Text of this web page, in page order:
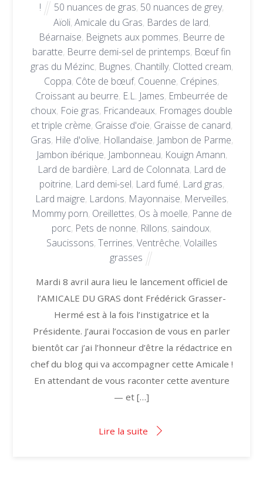
!
50 nuances de gras, 50 nuances de grey,
Aïoli, Amicale du Gras, Bardes de lard,
Béarnaise, Beignets aux pommes, Beurre de
baratte, Beurre demi-sel de printemps, Bœuf fin
gras du Mézinc, Bugnes, Chantilly, Clotted cream,
Coppa, Côte de bœuf, Couenne, Crépines,
Croissant au beurre, E.L. James, Embeurrée de
choux, Foie gras, Fricandeaux, Fromages double
et triple crème, Graisse d'oie, Graisse de canard,
Gras, Hile d'olive, Hollandaise, Jambon de Parme,
Jambon ibérique, Jambonneau, Kouign Amann,
Lard de bardière, Lard de Colonnata, Lard de
poitrine, Lard demi-sel, Lard fumé, Lard gras,
Lard maigre, Lardons, Mayonnaise, Merveilles,
Mommy porn, Oreillettes, Os à moelle, Panne de
porc, Pets de nonne, Rillons, saindoux,
Saucissons, Terrines, Ventrêche, Volailles
grasses
Mardi 8 avril aura lieu le lancement officiel de
l’AMICALE DU GRAS dont Frédérick Grasser-
Hermé est à la fois l’instigatrice et la
Présidente. J’aurai l’occasion de vous en parler
bientôt car j’ai l’honneur d’être la rédactrice en
chef du blog qui va accompagner cette Amicale !
En attendant de vous raconter cette aventure
— et […]
Lire la suite